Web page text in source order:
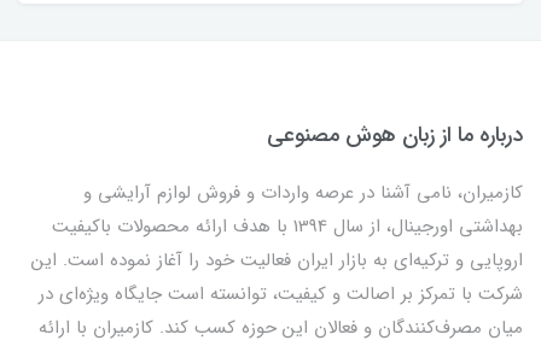
درباره ما از زبان هوش مصنوعی
کازمیران، نامی آشنا در عرصه واردات و فروش لوازم آرایشی و
بهداشتی اورجینال، از سال 1394 با هدف ارائه محصولات باکیفیت
اروپایی و ترکیه‌ای به بازار ایران فعالیت خود را آغاز نموده است. این
شرکت با تمرکز بر اصالت و کیفیت، توانسته است جایگاه ویژه‌ای در
میان مصرف‌کنندگان و فعالان این حوزه کسب کند. کازمیران با ارائه